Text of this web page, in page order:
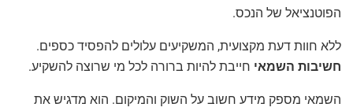
הפוטנציאל של הנכס.
ללא חוות דעת מקצועית, המשקיעים עלולים להפסיד כספים.
חשיבות השמאי חייבת להיות ברורה לכל מי שרוצה להשקיע.
השמאי מספק מידע חשוב על השוק והמיקום. הוא מדגיש את